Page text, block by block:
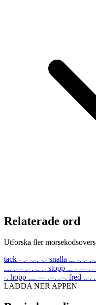
Relaterade ord
Utforska fler
tack - .- -.-. -.- snalla ... -. .- .-
.... .--- .- .-.. .- stopp ... - ---
-. hopp .... --- .--. .--. fred ..-.
LADDA NER APPEN